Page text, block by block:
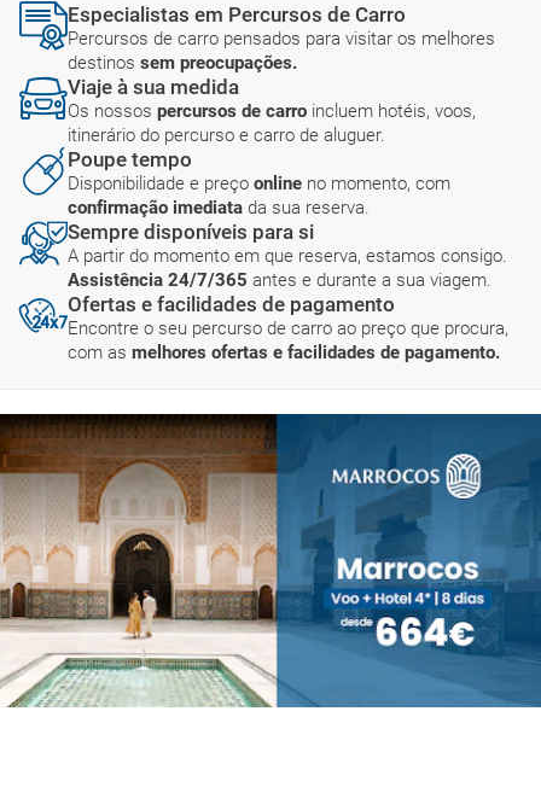
Especialistas em Percursos de Carro
Percursos de carro pensados para visitar os melhores
destinos sem preocupações.
Viaje à sua medida
Os nossos percursos de carro incluem hotéis, voos,
itinerário do percurso e carro de aluguer.
Poupe tempo
Disponibilidade e preço online no momento, com
confirmação imediata da sua reserva.
Sempre disponíveis para si
A partir do momento em que reserva, estamos consigo.
Assistência 24/7/365 antes e durante a sua viagem.
Ofertas e facilidades de pagamento
Encontre o seu percurso de carro ao preço que procura,
com as melhores ofertas e facilidades de pagamento.